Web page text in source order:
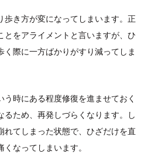
歩き方が変になってしまいます。正
とをアライメントと言いますが、ひ
く際に一方ばかりがすり減ってしま
時にある程度修復を進ませておく
るため、再発しづらくなります。し
れてしまった状態で、ひざだけを直
なってしまいます。